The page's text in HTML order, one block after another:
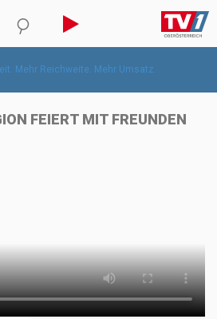
FEIERT MIT FREUNDEN